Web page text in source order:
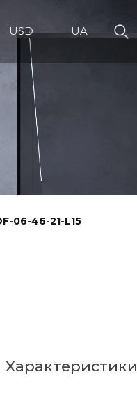
USD UA
06-46-21-L15
Характеристики